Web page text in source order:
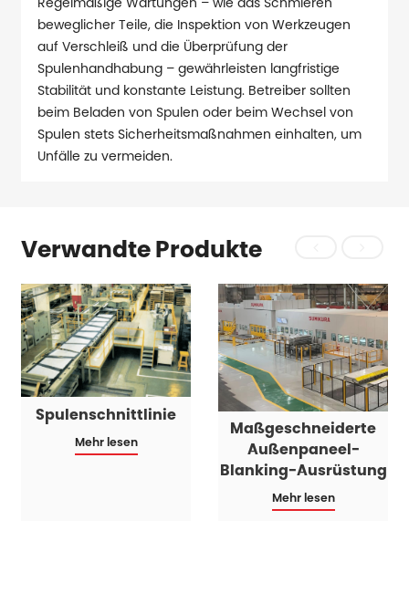
beweglicher Teile, die Inspektion von Werkzeugen
auf Verschleiß und die Überprüfung der
Spulenhandhabung – gewährleisten langfristige
Stabilität und konstante Leistung. Betreiber sollten
beim Beladen von Spulen oder beim Wechsel von
Spulen stets Sicherheitsmaßnahmen einhalten, um
Unfälle zu vermeiden.
Verwandte Produkte
Spulenschnittlinie
Mehr lesen
Maßgeschneiderte
Außenpaneel-
Blanking-Ausrüstung
Mehr lesen